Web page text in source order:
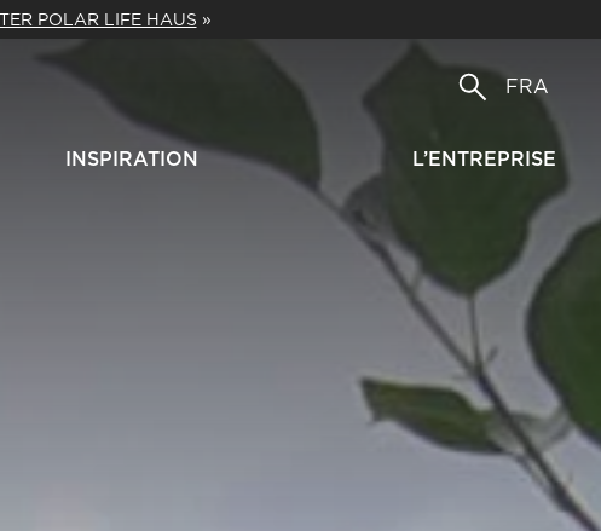
POLAR LIFE HAUS »
FRA
INSPIRATION L’ENTREPRISE